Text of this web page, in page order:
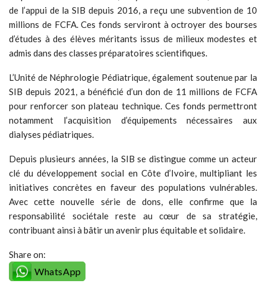
de l’appui de la SIB depuis 2016, a reçu une subvention de 10
millions de FCFA. Ces fonds serviront à octroyer des bourses
d’études à des élèves méritants issus de milieux modestes et
admis dans des classes préparatoires scientifiques.
L’Unité de Néphrologie Pédiatrique, également soutenue par la
SIB depuis 2021, a bénéficié d’un don de 11 millions de FCFA
pour renforcer son plateau technique. Ces fonds permettront
notamment l’acquisition d’équipements nécessaires aux
dialyses pédiatriques.
Depuis plusieurs années, la SIB se distingue comme un acteur
clé du développement social en Côte d’Ivoire, multipliant les
initiatives concrètes en faveur des populations vulnérables.
Avec cette nouvelle série de dons, elle confirme que la
responsabilité sociétale reste au cœur de sa stratégie,
contribuant ainsi à bâtir un avenir plus équitable et solidaire.
Share on:
WhatsApp